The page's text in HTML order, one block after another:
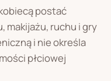
P R
S
postać
makijażu, ruchu i gry
i nie określa
płciowej